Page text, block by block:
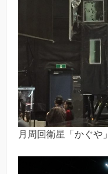
月周回衛星「かぐや」